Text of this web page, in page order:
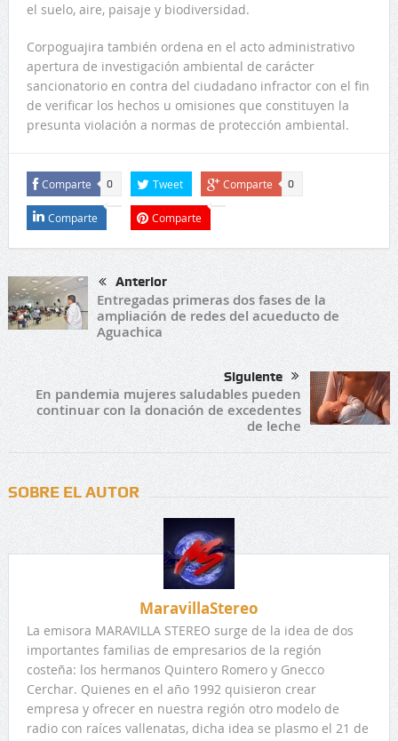
el suelo, aire, paisaje y biodiversidad.
Corpoguajira también ordena en el acto administrativo
apertura de investigación ambiental de carácter
sancionatorio en contra del ciudadano infractor con el fin
de verificar los hechos u omisiones que constituyen la
presunta violación a normas de protección ambiental.
Comparte 0 Tweet Comparte 0
Comparte Comparte
Anterior
Entregadas primeras dos fases de la
ampliación de redes del acueducto de
Aguachica
Siguiente
En pandemia mujeres saludables pueden
continuar con la donación de excedentes
de leche
SOBRE EL AUTOR
MaravillaStereo
La emisora MARAVILLA STEREO surge de la idea de dos
importantes familias de empresarios de la región
costeña: los hermanos Quintero Romero y Gnecco
Cerchar. Quienes en el año 1992 quisieron crear
empresa y ofrecer en nuestra región otro modelo de
radio con raíces vallenatas, dicha idea se plasmo el 21 de